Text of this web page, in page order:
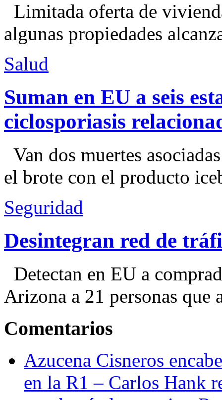
Limitada oferta de
algunas propiedades
Salud
Suman en EU a seis
ciclosporiasis
Van dos muertes
el brote con el producto
Seguridad
Desintegran red de
Detectan en EU a
Arizona a 21 personas que
Comentarios
Azucena Cisneros
en la R1 – Carlos Hank